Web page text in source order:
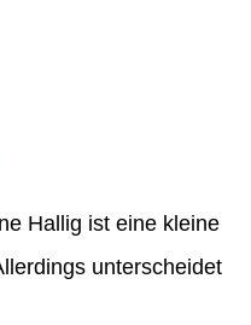
Hallig ist eine kleine
unterscheidet